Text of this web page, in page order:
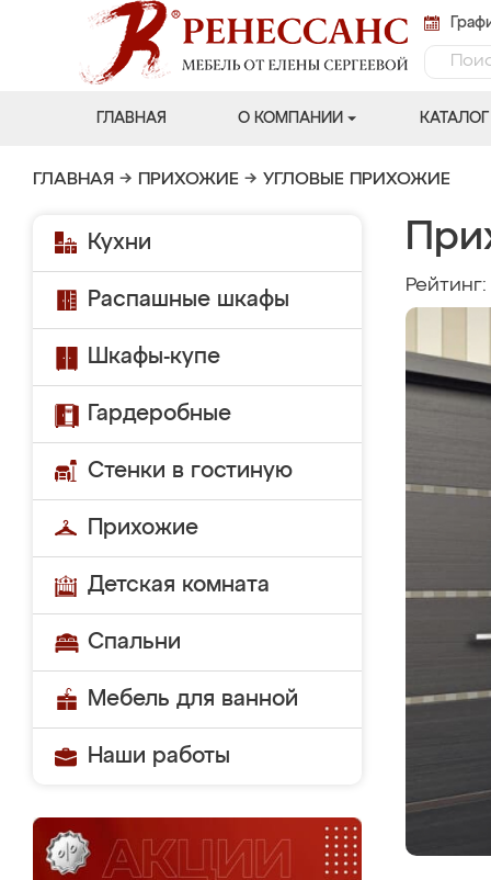
ГЛАВНАЯ О КОМПАНИИ КАТАЛОГ
ГЛАВНАЯ → ПРИХОЖИЕ → УГЛОВЫЕ ПРИХОЖИЕ
Кухни
Распашные шкафы
Шкафы-купе
Гардеробные
Стенки в гостиную
Прихожие
Детская комната
Спальни
Мебель для ванной
Наши работы
Рейтинг: